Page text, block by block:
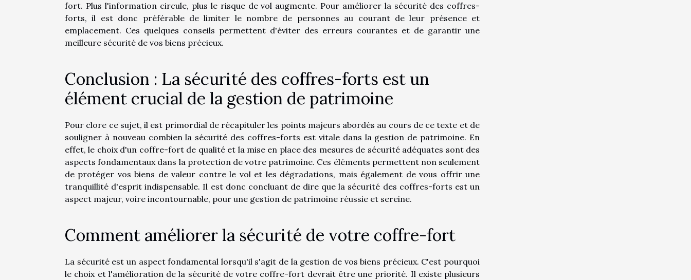
fort. Plus l'information circule, plus le risque de vol augmente. Pour améliorer la sécurité des coffres-
forts, il est donc préférable de limiter le nombre de personnes au courant de leur présence et
emplacement. Ces quelques conseils permettent d'éviter des erreurs courantes et de garantir une
meilleure sécurité de vos biens précieux.
Conclusion : La sécurité des coffres-forts est un
élément crucial de la gestion de patrimoine
Pour clore ce sujet, il est primordial de récapituler les points majeurs abordés au cours de ce texte et de
souligner à nouveau combien la sécurité des coffres-forts est vitale dans la gestion de patrimoine. En
effet, le choix d'un coffre-fort de qualité et la mise en place des mesures de sécurité adéquates sont des
aspects fondamentaux dans la protection de votre patrimoine. Ces éléments permettent non seulement
de protéger vos biens de valeur contre le vol et les dégradations, mais également de vous offrir une
tranquillité d'esprit indispensable. Il est donc concluant de dire que la sécurité des coffres-forts est un
aspect majeur, voire incontournable, pour une gestion de patrimoine réussie et sereine.
Comment améliorer la sécurité de votre coffre-fort
La sécurité est un aspect fondamental lorsqu'il s'agit de la gestion de vos biens précieux. C'est pourquoi
le choix et l'amélioration de la sécurité de votre coffre-fort devrait être une priorité. Il existe plusieurs